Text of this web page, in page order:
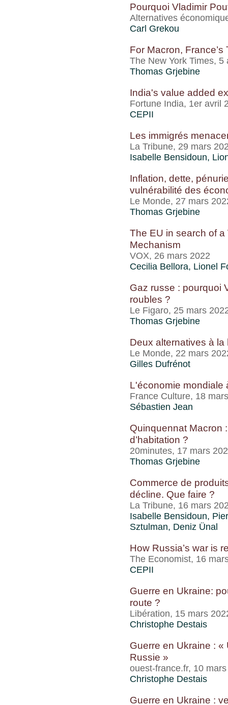
Pourquoi Vladimir
Alternatives
Carl Grekou
For Macron,
The New York Times, 5
Thomas Grjebine
India's value added
Fortune India, 1er avril
CEPII
Les immigrés
La Tribune, 29 mars
Isabelle Bensidoun,
Inflation, dette,
vulnérabilité des
Le Monde, 27 mars
Thomas Grjebine
The EU in search of
Mechanism
VOX, 26 mars 2022
Cecilia Bellora, Lionel
Gaz russe : pourquoi
roubles ?
Le Figaro, 25 mars
Thomas Grjebine
Deux alternatives à la
Le Monde, 22 mars
Gilles Dufrénot
L'économie mondiale
France Culture, 18
Sébastien Jean
Quinquennat Macron
d’habitation ?
20minutes, 17 mars
Thomas Grjebine
Commerce de
décline. Que faire ?
La Tribune, 16 mars
Isabelle Bensidoun,
Sztulman, Deniz Ünal
How Russia’s war is
The Economist, 16
CEPII
Guerre en Ukraine:
route ?
Libération, 15 mars
Christophe Destais
Guerre en Ukraine :
Russie »
ouest-france.fr, 10
Christophe Destais
Guerre en Ukraine :